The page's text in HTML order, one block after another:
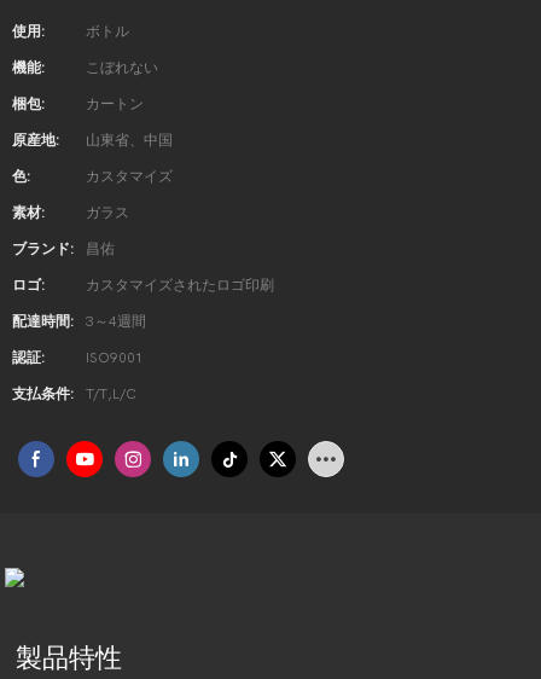
使用: ボトル
機能: こぼれない
梱包: カートン
原産地: 山東省、中国
色: カスタマイズ
素材: ガラス
ブランド: 昌佑
ロゴ: カスタマイズされたロゴ印刷
配達時間: 3～4週間
認証: ISO9001
支払条件: T/T,L/C
製品特性